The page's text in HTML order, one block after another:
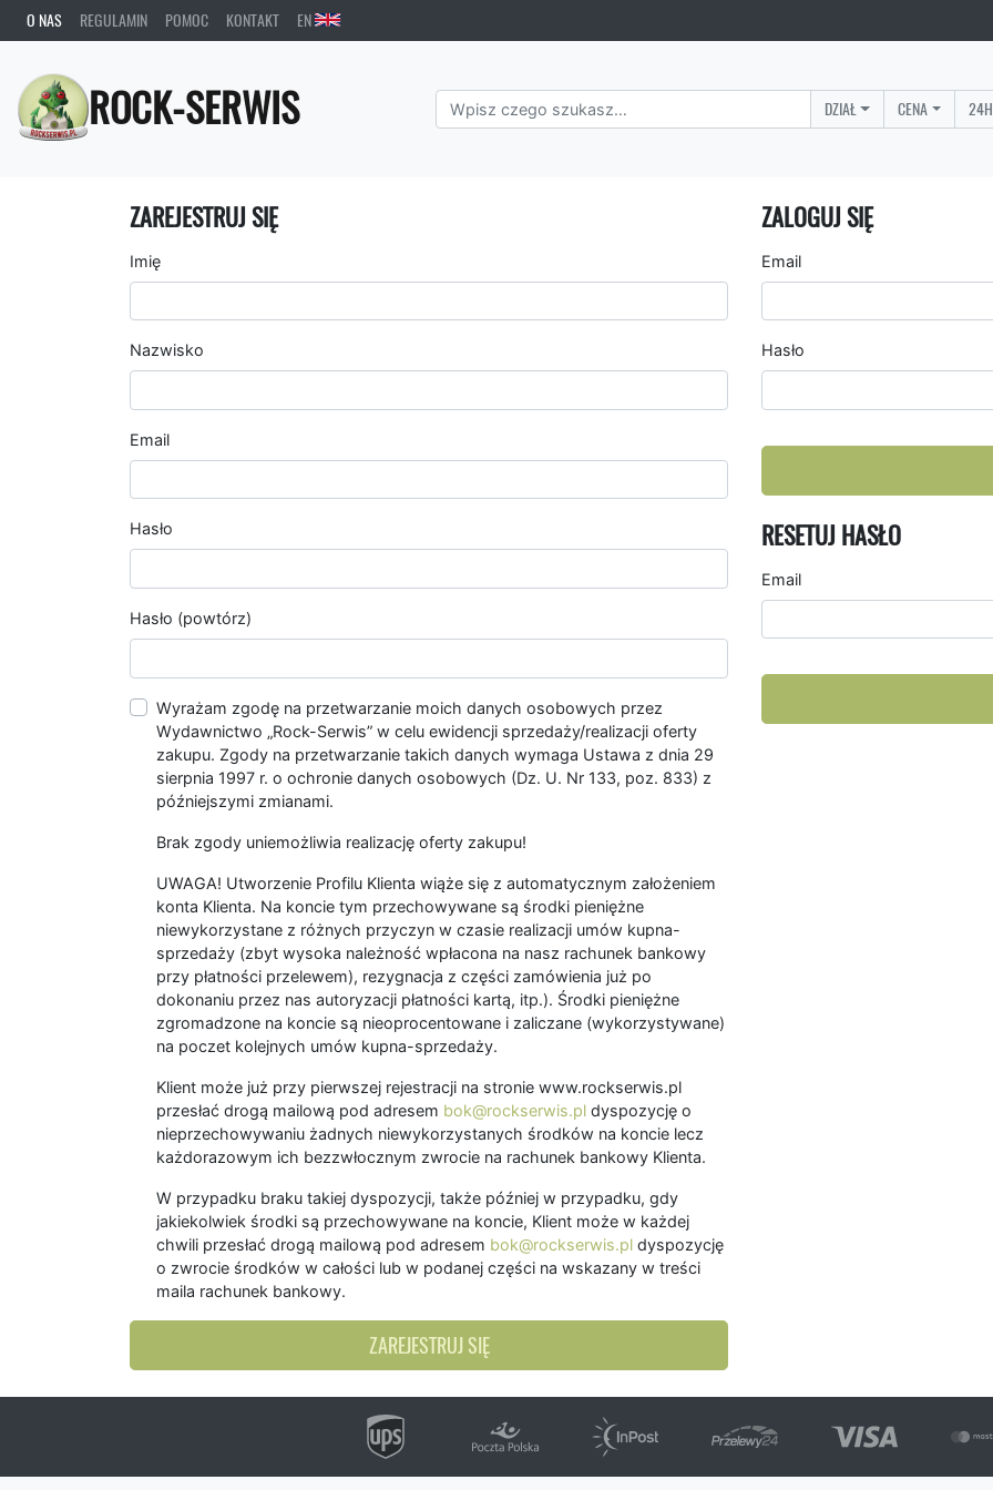
O NAS REGULAMIN POMOC KONTAKT EN
ROCK-SERWIS DZIAŁ CENA
ZAREJESTRUJ SIĘ
Imię
Nazwisko
Email
Hasło
Hasło (powtórz)
Wyrażam zgodę na przetwarzanie moich danych osobowych przez
Wydawnictwo „Rock-Serwis” w celu ewidencji sprzedaży/realizacji oferty
zakupu. Zgody na przetwarzanie takich danych wymaga Ustawa z dnia 29
sierpnia 1997 r. o ochronie danych osobowych (Dz. U. Nr 133, poz. 833) z
późniejszymi zmianami.
Brak zgody uniemożliwia realizację oferty zakupu!
UWAGA! Utworzenie Profilu Klienta wiąże się z automatycznym założeniem
konta Klienta. Na koncie tym przechowywane są środki pieniężne
niewykorzystane z różnych przyczyn w czasie realizacji umów kupna-
sprzedaży (zbyt wysoka należność wpłacona na nasz rachunek bankowy
przy płatności przelewem), rezygnacja z części zamówienia już po
dokonaniu przez nas autoryzacji płatności kartą, itp.). Środki pieniężne
zgromadzone na koncie są nieoprocentowane i zaliczane (wykorzystywane)
na poczet kolejnych umów kupna-sprzedaży.
Klient może już przy pierwszej rejestracji na stronie www.rockserwis.pl
przesłać drogą mailową pod adresem bok@rockserwis.pl dyspozycję o
nieprzechowywaniu żadnych niewykorzystanych środków na koncie lecz
każdorazowym ich bezzwłocznym zwrocie na rachunek bankowy Klienta.
W przypadku braku takiej dyspozycji, także później w przypadku, gdy
jakiekolwiek środki są przechowywane na koncie, Klient może w każdej
chwili przesłać drogą mailową pod adresem bok@rockserwis.pl dyspozycję
o zwrocie środków w całości lub w podanej części na wskazany w treści
maila rachunek bankowy.
ZAREJESTRUJ SIĘ
ZALOGUJ SIĘ
Email
Hasło
RESETUJ HASŁO
Email